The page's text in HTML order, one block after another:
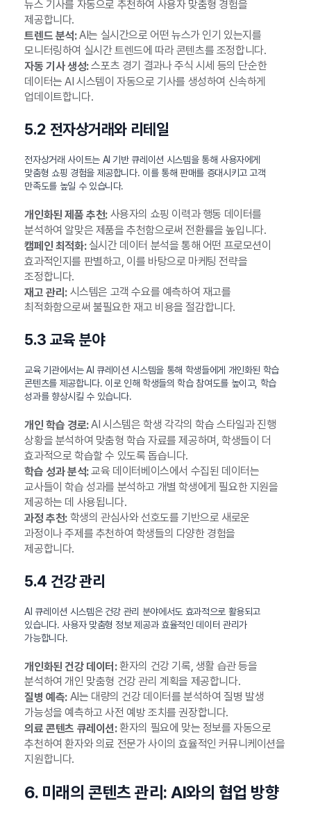
뉴스 기사를 자동으로 추천하여 사용자 맞춤형 경험을
제공합니다.
트렌드 분석:AI는 실시간으로 어떤 뉴스가 인기 있는지를
모니터링하여 실시간 트렌드에 따라 콘텐츠를 조정합니다.
자동 기사 생성:스포츠 경기 결과나 주식 시세 등의 단순한
데이터는 AI 시스템이 자동으로 기사를 생성하여 신속하게
업데이트합니다.
5.2 전자상거래와 리테일
전자상거래 사이트는 AI 기반 큐레이션 시스템을 통해 사용자에게
맞춤형 쇼핑 경험을 제공합니다. 이를 통해 판매를 증대시키고 고객
만족도를 높일 수 있습니다.
개인화된 제품 추천:사용자의 쇼핑 이력과 행동 데이터를
분석하여 알맞은 제품을 추천함으로써 전환률을 높입니다.
캠페인 최적화:실시간 데이터 분석을 통해 어떤 프로모션이
효과적인지를 판별하고, 이를 바탕으로 마케팅 전략을
조정합니다.
재고 관리:시스템은 고객 수요를 예측하여 재고를
최적화함으로써 불필요한 재고 비용을 절감합니다.
5.3 교육 분야
교육 기관에서는 AI 큐레이션 시스템을 통해 학생들에게 개인화된 학습
콘텐츠를 제공합니다. 이로 인해 학생들의 학습 참여도를 높이고, 학습
성과를 향상시킬 수 있습니다.
개인 학습 경로:AI 시스템은 학생 각각의 학습 스타일과 진행
상황을 분석하여 맞춤형 학습 자료를 제공하며, 학생들이 더
효과적으로 학습할 수 있도록 돕습니다.
학습 성과 분석:교육 데이터베이스에서 수집된 데이터는
교사들이 학습 성과를 분석하고 개별 학생에게 필요한 지원을
제공하는 데 사용됩니다.
과정 추천:학생의 관심사와 선호도를 기반으로 새로운
과정이나 주제를 추천하여 학생들의 다양한 경험을
제공합니다.
5.4 건강 관리
AI 큐레이션 시스템은 건강 관리 분야에서도 효과적으로 활용되고
있습니다. 사용자 맞춤형 정보 제공과 효율적인 데이터 관리가
가능합니다.
개인화된 건강 데이터:환자의 건강 기록, 생활 습관 등을
분석하여 개인 맞춤형 건강 관리 계획을 제공합니다.
질병 예측:AI는 대량의 건강 데이터를 분석하여 질병 발생
가능성을 예측하고 사전 예방 조치를 권장합니다.
의료 콘텐츠 큐레이션:환자의 필요에 맞는 정보를 자동으로
추천하여 환자와 의료 전문가 사이의 효율적인 커뮤니케이션을
지원합니다.
6. 미래의 콘텐츠 관리: AI와의 협업 방향